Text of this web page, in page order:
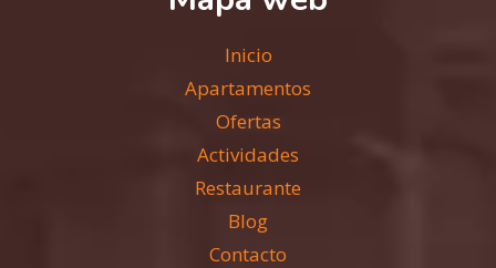
Inicio
Apartamentos
Ofertas
Actividades
Restaurante
Blog
Contacto